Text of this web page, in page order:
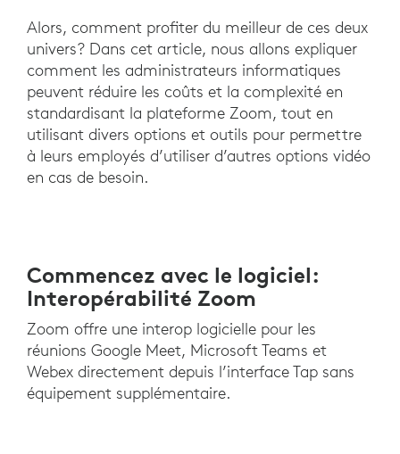
Alors, comment profiter du meilleur de ces deux
univers? Dans cet article, nous allons expliquer
comment les administrateurs informatiques
peuvent réduire les coûts et la complexité en
standardisant la plateforme Zoom, tout en
utilisant divers options et outils pour permettre
à leurs employés d’utiliser d’autres options vidéo
en cas de besoin.
Commencez avec le logiciel:
Interopérabilité Zoom
Zoom offre une interop logicielle pour les
réunions Google Meet, Microsoft Teams et
Webex directement depuis l’interface Tap sans
équipement supplémentaire.